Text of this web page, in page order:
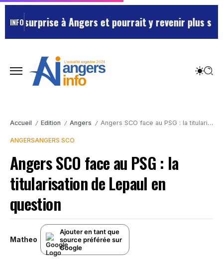
INFO
surprise à Angers et pourrait y revenir plus
Accueil / Edition / Angers / Angers SCO face au PSG : la titularisation de Lepaul en question
ANGERSANGERS SCO
Angers SCO face au PSG : la
titularisation de Lepaul en
question
Matheo
Ajouter en tant que
source préférée sur
Google